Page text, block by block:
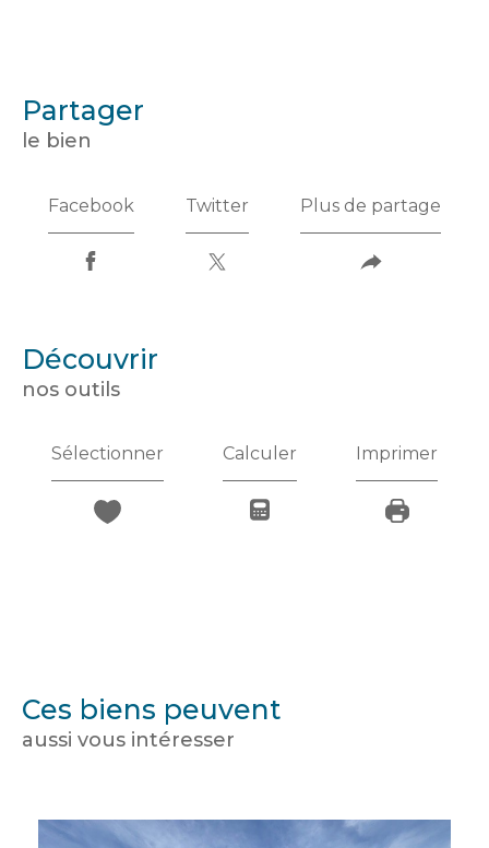
partager
le bien
Facebook Twitter Plus de partage
découvrir
nos outils
Sélectionner Calculer Imprimer
Ces biens peuvent
aussi vous intéresser